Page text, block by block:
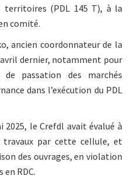
territoires (PDL 145 T), à la
comité.
ancien coordonnateur de la
avril dernier, notamment pour
de passation des marchés
dans l’exécution du PDL
le Crefdl avait évalué à
travaux par cette cellule, et
des ouvrages, en violation
RDC.